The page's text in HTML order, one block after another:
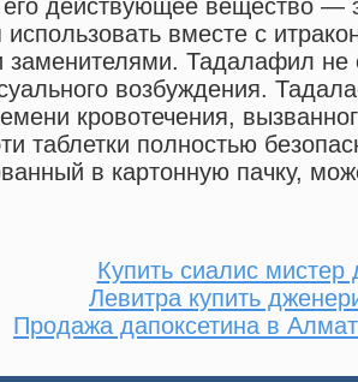
его действующее вещество —
использовать вместе с
заменителями. Тадалафил не
возбуждения.
кровотечения,
таблетки полностью
в картонную пачку,
Купить сиалис мистер
Левитра купить
Продажа дапоксетина в